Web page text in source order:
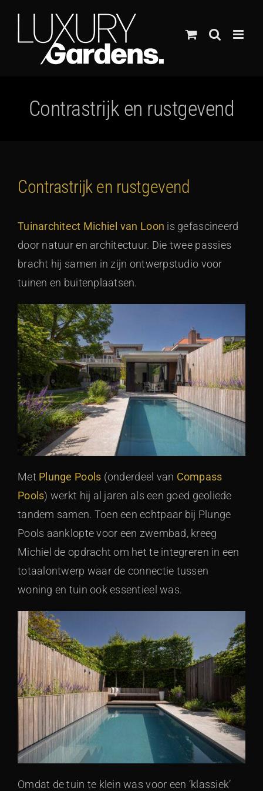
inhoud
Contrastrijk en rustgevend
Contrastrijk en rustgevend
Tuinarchitect Michiel van Loon is gefascineerd
door natuur en architectuur. Die twee passies
bracht hij samen in zijn ontwerpstudio voor
tuinen en buitenplaatsen.
Met Plunge Pools (onderdeel van Compass
Pools) werkt hij al jaren als een goed geoliede
tandem samen. Toen een echtpaar bij Plunge
Pools aanklopte voor een zwembad, kreeg
Michiel de opdracht om het te integreren in een
totaalontwerp waar de connectie tussen
woning en tuin ook essentieel was.
Omdat de tuin te klein was voor een ‘klassiek’